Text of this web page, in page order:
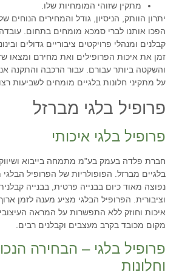
מתקין שזוהי המומחיות שלו.
יתרון הוותק, הניסיון, גודל והמחירים הנוחים
הפכו אותנו לברי סמכא מומחים בתחום. עובדה
קבלנים ומנהלי פרויקטים ציבוריים גדולים
זמן את איכות הפרופילים ואת מחירם ומצאו
והשקטה ביותר עבורם. עבור הרכבה והתקנה
על מתקיני חלונות בלגיים מומחים לשביעות
פרופיל בלגי מברזל
פרופיל בלגי איכותי
חברת פלדה בעמק בע"מ מתמחה בייבוא
בלגיים מברזל. הפופולריות של הפרופיל
נפוצה מאוד כיום בבנייה פרטית, בבנייה
וציבורית. הפרופיל הבלגי מציע מענה לזמן
איכות וחוזק ללא התפשרות על המראה
מקום מכובד בקרב מעצבים וקבלנים רבים.
פרופיל בלגי – הבחירה
וחלונות